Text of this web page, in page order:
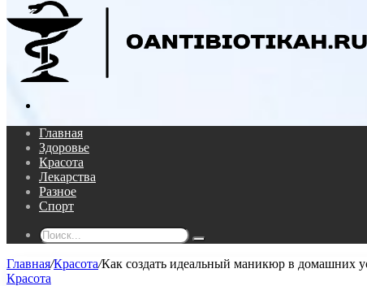
Главная
Здоровье
Красота
Лекарства
Разное
Спорт
Поиск...
Главная/Красота/Как создать идеальный маникюр в домашних
Красота